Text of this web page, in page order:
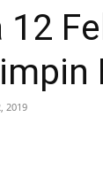
12
2019